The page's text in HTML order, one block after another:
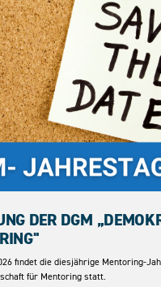
DER DGM
findet die diesjährige Mentoring-
für Mentoring statt.